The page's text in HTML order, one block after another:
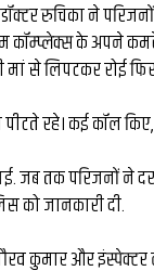
रुचिका ने
कॉम्प्लेक्स के अपने
से लिपटकर रोई
रहे। कई कॉल
तक परिजनों ने
को जानकारी दी.
कुमार और
की
रंग
कला